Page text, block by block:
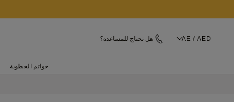
AE / AED هل تحتاج للمساعدة؟
خواتم الخطوبة